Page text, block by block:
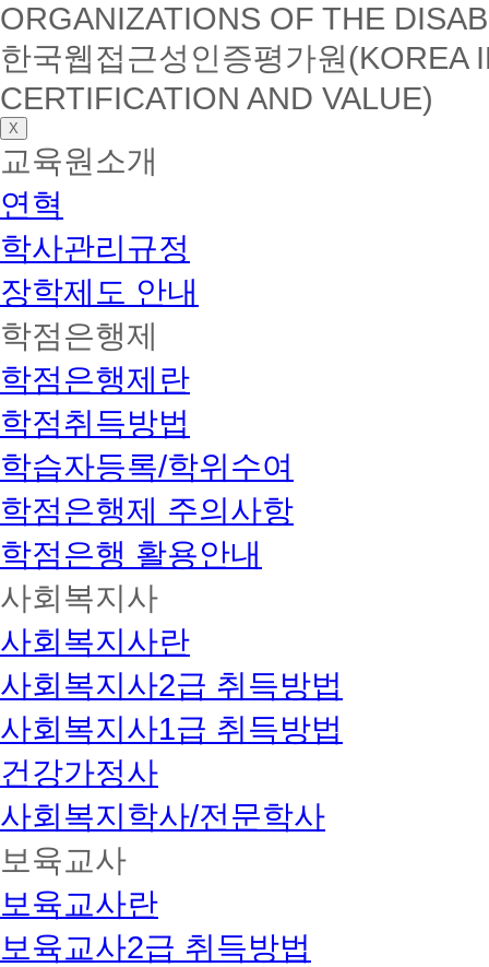
ORGANIZATIONS OF THE
한국웹접근성인증평가원(KOREA
CERTIFICATION AND VALUE)
X
교육원소개
연혁
학사관리규정
장학제도 안내
학점은행제
학점은행제란
학점취득방법
학습자등록/학위수여
학점은행제 주의사항
학점은행 활용안내
사회복지사
사회복지사란
사회복지사2급 취득방법
사회복지사1급 취득방법
건강가정사
사회복지학사/전문학사
보육교사
보육교사란
보육교사2급 취득방법